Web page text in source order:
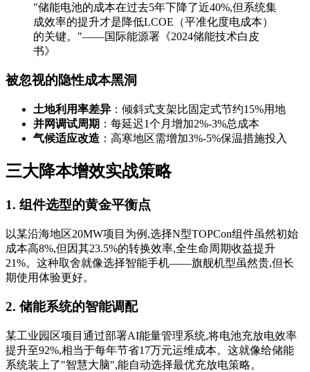
"储能电池的成本在过去5年下降了近40%,但系统集
成效率的提升才是降低LCOE（平准化度电成本）
的关键。"——国际能源署《2024储能技术白皮
书》
被忽视的隐性成本黑洞
土地利用率差异 ：倾斜式支架比固定式节约15%用地
并网调试周期 ：每延迟1个月增加2%-3%总成本
气候适应改造 ：高寒地区需增加3%-5%保温措施投入
三大降本增效实战策略
1. 组件选型的黄金平衡点
以某沿海地区20MW项目为例,选择N型TOPCon组件虽然初始
成本高8%,但因其23.5%的转换效率,全生命周期收益提升
21%。这种取舍就像选择智能手机——旗舰机型虽然贵,但长
期使用体验更好。
2. 储能系统的智能调配
某工业园区项目通过部署AI能量管理系统,将电池充放电效率
提升至92%,相当于每年节省17万元运维成本。这就像给储能
系统装上了"智慧大脑",能自动选择最优充放电策略。